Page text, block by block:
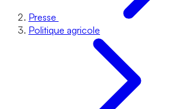
Presse
Politique agricole